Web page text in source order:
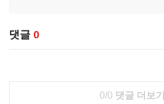
댓글 0
0/0 댓글 더보기